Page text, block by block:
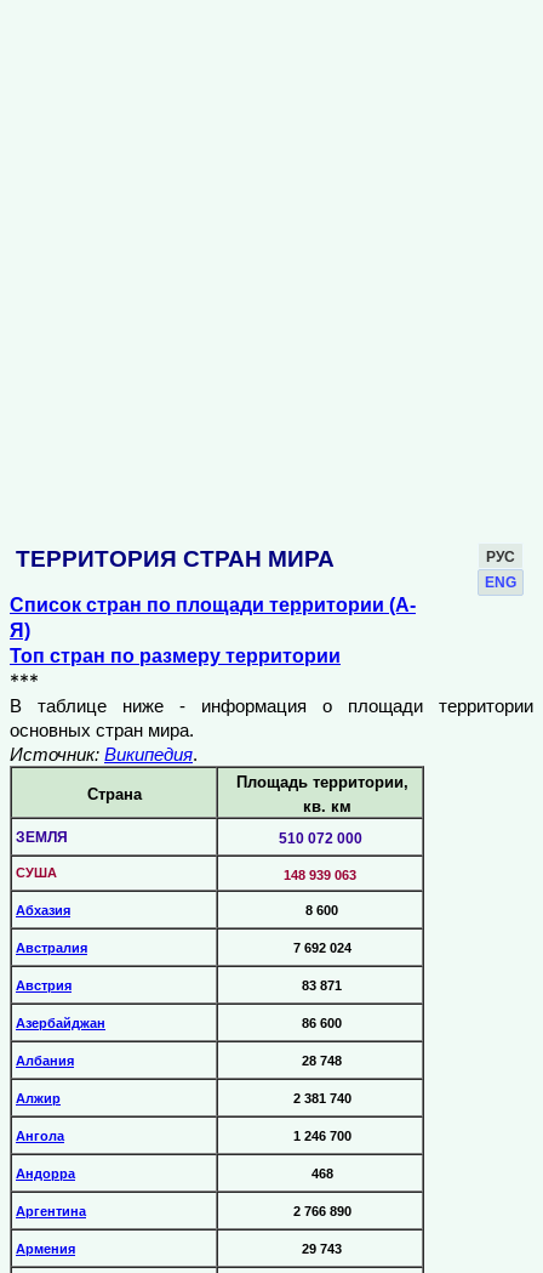
РУС
ENG
ТЕРРИТОРИЯ СТРАН МИРА
Список стран по площади территории (А-
Я)
Топ стран по размеру территории
***
В таблице ниже - информация о площади территории
основных стран мира.
Источник: Википедия.
Страна
Площадь территории,
кв. км
ЗЕМЛЯ 510 072 000
СУША 148 939 063
Абхазия 8 600
Австралия 7 692 024
Австрия 83 871
Азербайджан 86 600
Албания 28 748
Алжир 2 381 740
Ангола 1 246 700
Андорра 468
Аргентина 2 766 890
Армения 29 743